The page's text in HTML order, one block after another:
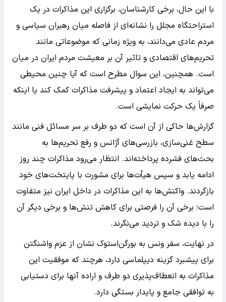
با این حال، برخی کارشناسان، برگزاری این مذاکرات در یک
استراحتگاه مجلل را نشانه‌ای از فاصله میان رهبران سیاسی و
مردم عادی می‌دانند، به ویژه زمانی که موضوعاتی مانند
تحریم‌های اقتصادی و تاثیر آن بر معیشت مردم ایران در میان
است. همچنین، این سوال مطرح است که آیا چنین محیطی
می‌تواند به ایجاد اعتماد و پیشرفت مذاکرات کمک کند یا اینکه
صرفاً یک حرکت نمایشی است.
گزارش‌ها حاکی از آن است که دو طرف بر سر مسائل فنی مانند
سطح غنی‌سازی، بازرسی‌های آژانس و رفع تحریم‌ها به
بحث‌های فشرده پرداخته‌اند. انتظار می‌رود مذاکرات چند روز
ادامه یابد و سپس هیأت‌ها برای مشورت با پایتخت‌های خود
بازگردند. واکنش‌ها به این مذاکرات در داخل ایران نیز متفاوت
است؛ برخی آن را فرصتی برای کاهش تنش‌ها و برخی دیگر آن
را با دیده شک و تردید می‌نگرند.
در نهایت، سفر ونس به بورگن‌استوک نشان از عزم واشنگتن
برای پیشبرد گزینه دیپلماسی دارد، هرچند که موفقیت این
مذاکرات به انعطاف‌پذیری دو طرف و اراده آنها برای دستیابی
به توافقی جامع و پایدار بستگی دارد.